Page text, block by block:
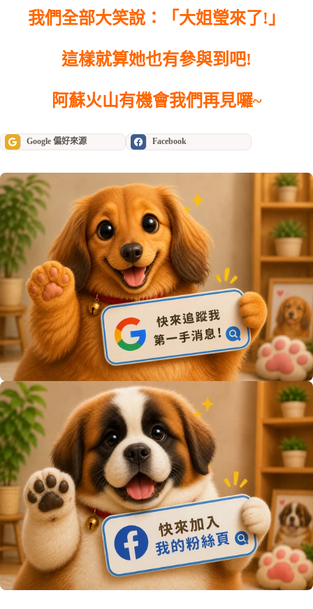
我們全部大笑說：「大姐瑩來了!」
這樣就算她也有參與到吧!
阿蘇火山有機會我們再見囉~
Google 偏好來源 Facebook